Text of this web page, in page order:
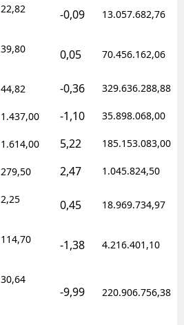
22,82 -0,09 13.057.682,76
39,80 0,05 70.456.162,06
44,82 -0,36 329.636.288,88
1.437,00 -1,10 35.898.068,00
1.614,00 5,22 185.153.083,00
279,50 2,47 1.045.824,50
2,25 0,45 18.969.734,97
114,70 -1,38 4.216.401,10
30,64
-9,99 220.906.756,38